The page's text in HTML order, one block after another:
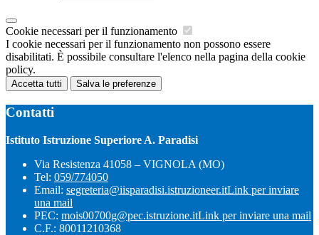
Cookie necessari per il funzionamento
I cookie necessari per il funzionamento non possono essere
disabilitati. È possibile consultare l'elenco nella pagina della cookie
policy.
Accetta tutti Salva le preferenze
Contatti
Istituto Istruzione Superiore A. Paradisi
Via Resistenza 41058 – VIGNOLA (MO)
Tel: 059/774050
Email: segreteria@iisparadisi.istruzioneer.itLink per inviare
una mail
PEC: mois00700g@pec.istruzione.itLink per inviare una mail
C.F.: 80011210368